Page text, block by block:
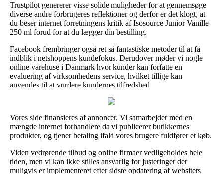
Trustpilot genererer visse solide muligheder for at gennemsøge
diverse andre forbrugeres reflektioner og derfor er det klogt, at
du beser internet forretningens kritik af Isosource Junior Vanille
250 ml forud for at du lægger din bestilling.
Facebook frembringer også ret så fantastiske metoder til at få
indblik i netshoppens kundefokus. Derudover møder vi nogle
online varehuse i Danmark hvor kunder kan forfatte en
evaluering af virksomhedens service, hvilket tillige kan
anvendes til at vurdere kundernes tilfredshed.
Vores side finansieres af annoncer. Vi samarbejder med en
mængde internet forhandlere da vi publicerer butikkernes
produkter, og tjener betaling ifald vores brugere fuldfører et køb.
Viden vedrørende tilbud og online firmaer vedligeholdes hele
tiden, men vi kan ikke stilles ansvarlig for justeringer der
muligvis er implementeret efter sidste opdatering af websitets